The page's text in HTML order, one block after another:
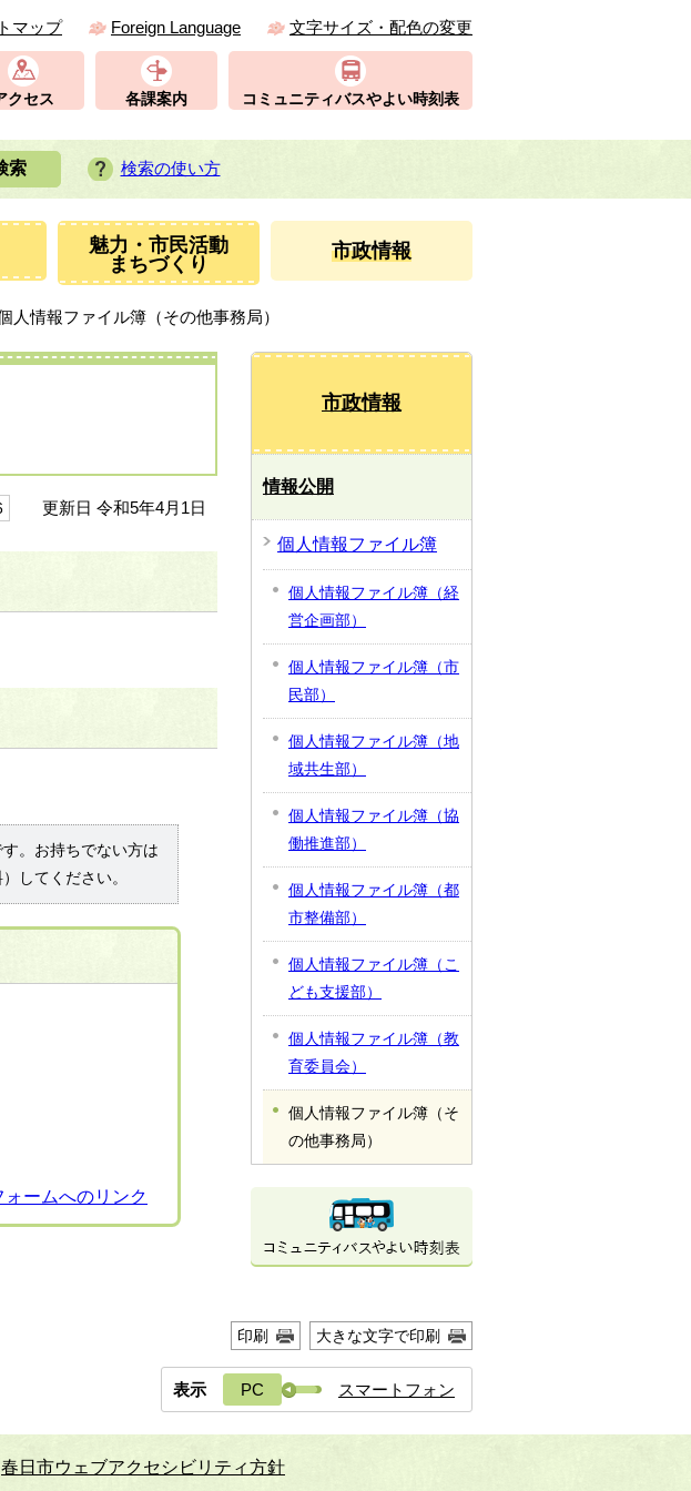
マップ Foreign Language 文字サイズ・配色の変更
クセス 各課案内 コミュニティバスやよい時刻表
検索の使い方
魅力・市民活動
まちづくり
市政情報
人情報ファイル簿（その他事務局）
更新日 令和5年4月1日
。お持ちでない方は
してください。
ームへのリンク
市政情報
情報公開
個人情報ファイル簿
個人情報ファイル簿（経
営企画部）
個人情報ファイル簿（市
民部）
個人情報ファイル簿（地
域共生部）
個人情報ファイル簿（協
働推進部）
個人情報ファイル簿（都
市整備部）
個人情報ファイル簿（こ
ども支援部）
個人情報ファイル簿（教
育委員会）
個人情報ファイル簿（そ
の他事務局）
印刷 大きな文字で印刷
表示 PC スマートフォン
春日市ウェブアクセシビリティ方針